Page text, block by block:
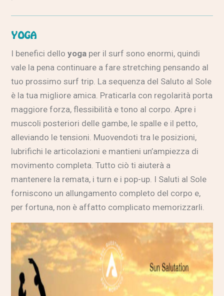
YOGA
I benefici delloyoga per il surf sono enormi, quindi
vale la pena continuare a fare stretching pensando al
tuo prossimo surf trip. La sequenza del Saluto al Sole
è la tua migliore amica. Praticarla con regolarità porta
maggiore forza, flessibilità e tono al corpo. Apre i
muscoli posteriori delle gambe, le spalle e il petto,
alleviando le tensioni. Muovendoti tra le posizioni,
lubrifichi le articolazioni e mantieni un’ampiezza di
movimento completa. Tutto ciò ti aiuterà a
mantenere la remata, i turn e i pop-up. I Saluti al Sole
forniscono un allungamento completo del corpo e,
per fortuna, non è affatto complicato memorizzarli.